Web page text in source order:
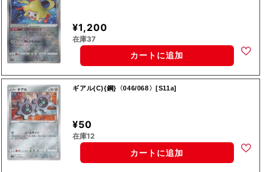
¥1,200
在庫37
カートに追加
ギアル(C){鋼}〈046/068〉[S11a]
¥50
在庫12
カートに追加